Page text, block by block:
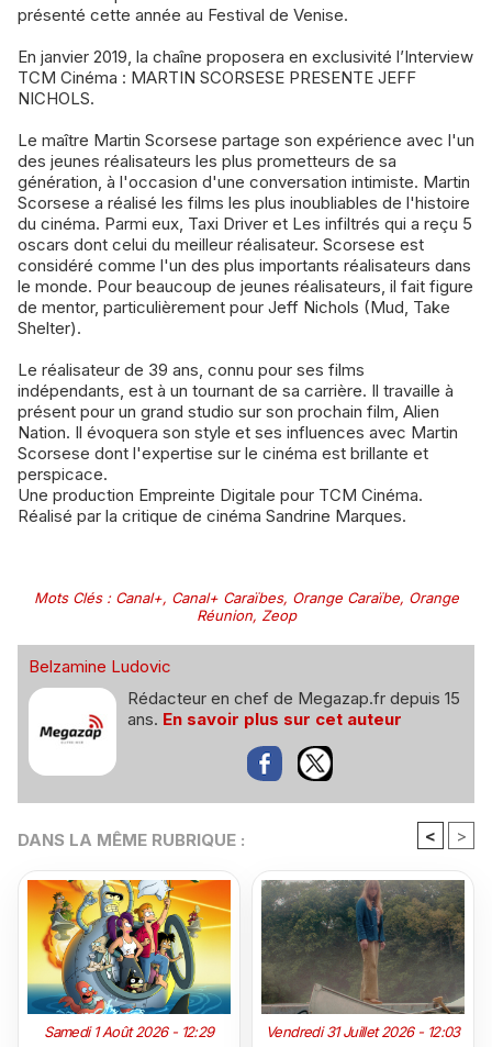
présenté cette année au Festival de Venise.
En janvier 2019, la chaîne proposera en exclusivité l’Interview
TCM Cinéma : MARTIN SCORSESE PRESENTE JEFF
NICHOLS.
Le maître Martin Scorsese partage son expérience avec l'un
des jeunes réalisateurs les plus prometteurs de sa
génération, à l'occasion d'une conversation intimiste. Martin
Scorsese a réalisé les films les plus inoubliables de l'histoire
du cinéma. Parmi eux, Taxi Driver et Les infiltrés qui a reçu 5
oscars dont celui du meilleur réalisateur. Scorsese est
considéré comme l'un des plus importants réalisateurs dans
le monde. Pour beaucoup de jeunes réalisateurs, il fait figure
de mentor, particulièrement pour Jeff Nichols (Mud, Take
Shelter).
Le réalisateur de 39 ans, connu pour ses films
indépendants, est à un tournant de sa carrière. Il travaille à
présent pour un grand studio sur son prochain film, Alien
Nation. Il évoquera son style et ses influences avec Martin
Scorsese dont l'expertise sur le cinéma est brillante et
perspicace.
Une production Empreinte Digitale pour TCM Cinéma.
Réalisé par la critique de cinéma Sandrine Marques.
Mots Clés: Canal+, Canal+ Caraïbes, Orange Caraïbe, Orange
Réunion, Zeop
Belzamine Ludovic
Rédacteur en chef de Megazap.fr depuis 15
ans. En savoir plus sur cet auteur
DANS LA MÊME RUBRIQUE : < >
Samedi 1 Août 2026 - 12:29 Vendredi 31 Juillet 2026 - 12:03